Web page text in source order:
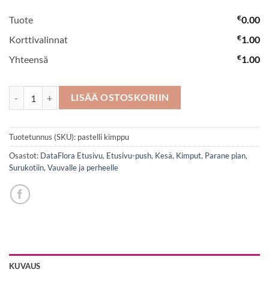
Tuote €0.00
Korttivalinnat
€1.00
Yhteensä
€1.00
Pastelli kimppu määräLISÄÄ OSTOSKORIIN
Tuotetunnus (SKU): pastelli kimppu
Osastot: DataFlora Etusivu, Etusivu-push, Kesä, Kimput, Parane pian,
Surukotiin, Vauvalle ja perheelle
KUVAUS